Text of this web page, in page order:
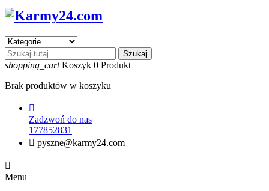
Szukaj
shopping_cart Koszyk 0 Produkt
Brak produktów w koszyku

Zadzwoń do nas
177852831
 pyszne@karmy24.com

Menu